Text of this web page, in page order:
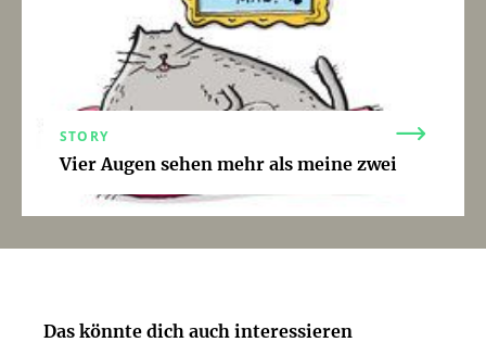
STORY
Vier Augen sehen mehr als meine zwei
Das könnte dich auch interessieren